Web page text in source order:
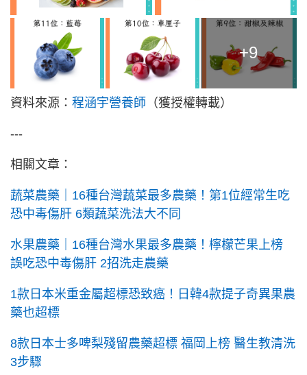
+9
資料來源： 程涵宇營養師 （獲授權轉載）
---
相關文章：
蔬菜農藥｜16種台灣蔬菜最多農藥！第1位經常生吃
恐中毒傷肝 6類蔬菜洗法大不同
水果農藥｜16種台灣水果最多農藥！檸檬芒果上榜
誤吃恐中毒傷肝 2招洗走農藥
1款日本米重金屬超標恐致癌！日韓4款提子奇異果農
藥也超標
8款日本士多啤梨殘留農藥超標 福岡上榜 醫生教清洗
3步驟